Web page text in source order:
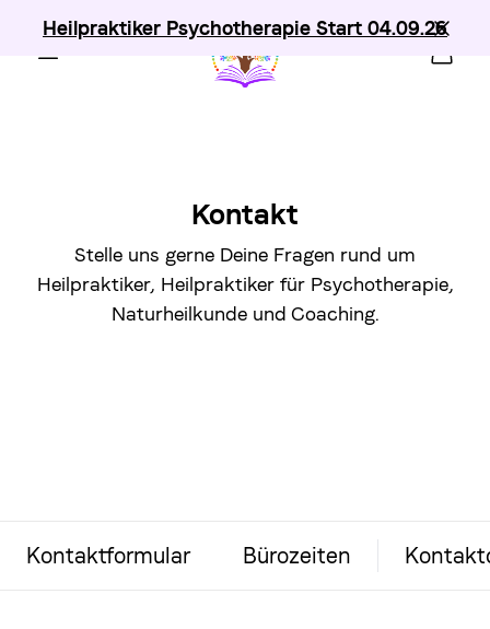
Heilpraktiker Psychotherapie Start 04.09.26
Kontakt
Stelle uns gerne Deine Fragen rund um
Heilpraktiker, Heilpraktiker für Psychotherapie,
Naturheilkunde und Coaching.
Kontaktformular Bürozeiten